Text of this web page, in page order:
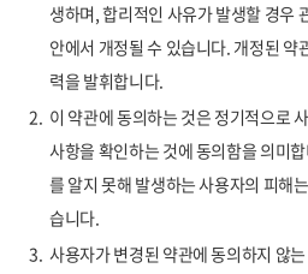
생하며, 합리적인 사유가 발생할 경우
안에서 개정될 수 있습니다. 개정된 약
력을 발휘합니다.
2. 이 약관에 동의하는 것은 정기적으로
사항을 확인하는 것에 동의함을 의미
를 알지 못해 발생하는 사용자의 피해
습니다.
3. 사용자가 변경된 약관에 동의하지 않